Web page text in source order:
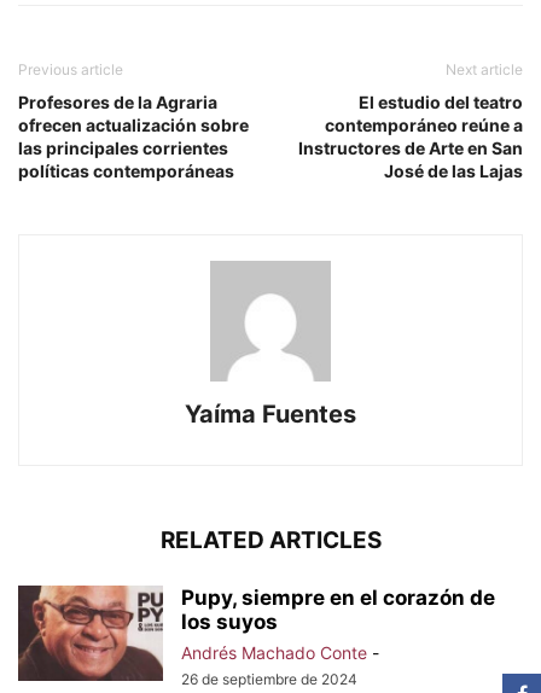
Previous article
Profesores de la Agraria
ofrecen actualización sobre
las principales corrientes
políticas contemporáneas
Next article
El estudio del teatro
contemporáneo reúne a
Instructores de Arte en San
José de las Lajas
Yaíma Fuentes
RELATED ARTICLES
Pupy, siempre en el corazón de
los suyos
Andrés Machado Conte -
26 de septiembre de 2024